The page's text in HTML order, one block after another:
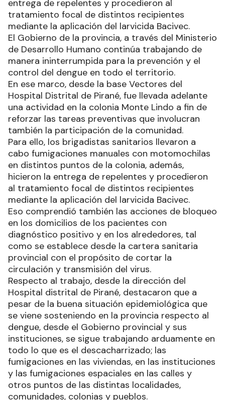
entrega de repelentes y procedieron al
tratamiento focal de distintos recipientes
mediante la aplicación del larvicida Bacivec.
El Gobierno de la provincia, a través del Ministerio
de Desarrollo Humano continúa trabajando de
manera ininterrumpida para la prevención y el
control del dengue en todo el territorio.
En ese marco, desde la base Vectores del
Hospital Distrital de Pirané, fue llevada adelante
una actividad en la colonia Monte Lindo a fin de
reforzar las tareas preventivas que involucran
también la participación de la comunidad.
Para ello, los brigadistas sanitarios llevaron a
cabo fumigaciones manuales con motomochilas
en distintos puntos de la colonia, además,
hicieron la entrega de repelentes y procedieron
al tratamiento focal de distintos recipientes
mediante la aplicación del larvicida Bacivec.
Eso comprendió también las acciones de bloqueo
en los domicilios de los pacientes con
diagnóstico positivo y en los alrededores, tal
como se establece desde la cartera sanitaria
provincial con el propósito de cortar la
circulación y transmisión del virus.
Respecto al trabajo, desde la dirección del
Hospital distrital de Pirané, destacaron que a
pesar de la buena situación epidemiológica que
se viene sosteniendo en la provincia respecto al
dengue, desde el Gobierno provincial y sus
instituciones, se sigue trabajando arduamente en
todo lo que es el descacharrizado; las
fumigaciones en las viviendas, en las instituciones
y las fumigaciones espaciales en las calles y
otros puntos de las distintas localidades,
comunidades, colonias y pueblos.